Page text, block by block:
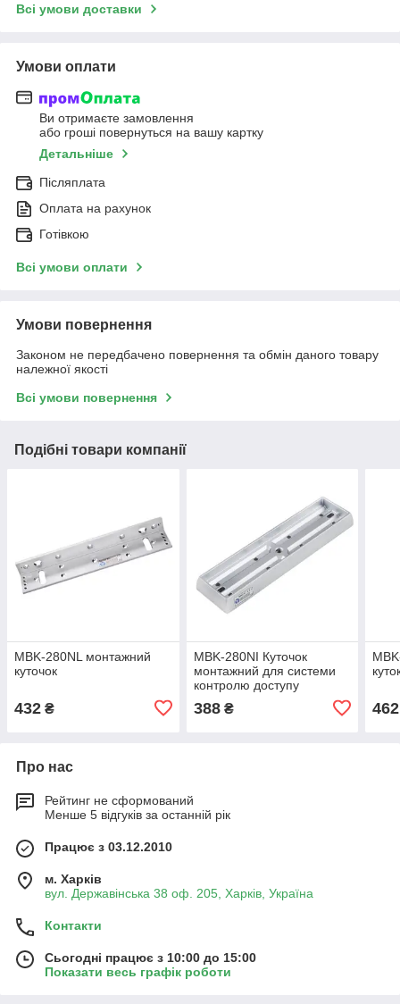
Всі умови доставки
Умови оплати
Ви отримаєте замовлення
або гроші повернуться на вашу картку
Детальніше
Післяплата
Оплата на рахунок
Готівкою
Всі умови оплати
Умови повернення
Законом не передбачено повернення та обмін даного товару
належної якості
Всі умови повернення
Подібні товари компанії
MBK-280NL монтажний
куточок
432 ₴
MBK-280NI Куточок
монтажний для системи
контролю доступу
388₴ 462
Про нас
Рейтинг не сформований
Менше 5 відгуків за останній рік
Працює з 03.12.2010
м. Харків
вул. Державінська 38 оф. 205, Харків, Україна
Контакти
Сьогодні працює з 10:00 до 15:00
Показати весь графік роботи